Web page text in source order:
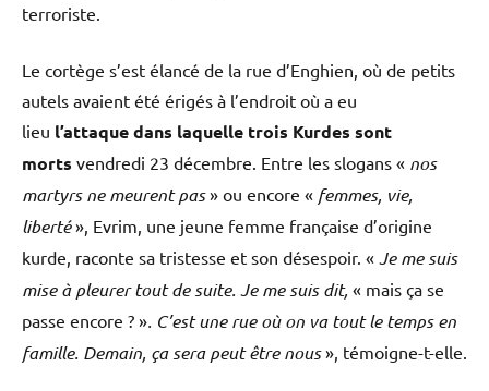
terroriste.
Le cortège s’est élancé de la rue d’Enghien, où de petits
autels avaient été érigés à l’endroit où a eu
lieu l’attaque dans laquelle trois Kurdes sont
morts vendredi 23 décembre. Entre les slogans « nos
martyrs ne meurent pas» ou encore « femmes, vie,
liberté», Evrim, une jeune femme française d’origine
kurde, raconte sa tristesse et son désespoir. « Je me suis
mise à pleurer tout de suite. Je me suis dit, « mais ça se
passe encore ? ». C’est une rue où on va tout le temps en
famille. Demain, ça sera peut être nous», témoigne-t-elle.